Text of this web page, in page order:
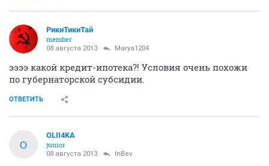
РикиТикиТай
member
08 августа 2013 Marya1204
ээээ какой кредит-ипотека?! Условия очень похожи
по губернаторской субсидии.
ОТВЕТИТЬ
O
OLII4KA
junior
08 августа 2013 InBev